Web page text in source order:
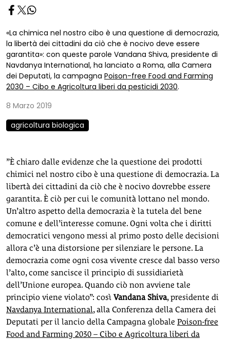
«La chimica nel nostro cibo è una questione di democrazia,
la libertà dei cittadini da ciò che è nocivo deve essere
garantita»: con queste parole Vandana Shiva, presidente di
Navdanya International, ha lanciato a Roma, alla Camera
dei Deputati, la campagna Poison-free Food and Farming
2030 – Cibo e Agricoltura liberi da pesticidi 2030.
8 Marzo 2019
agricoltura biologica
”È chiaro dalle evidenze che la questione dei prodotti
chimici nel nostro cibo è una questione di democrazia. La
libertà dei cittadini da ciò che è nocivo dovrebbe essere
garantita. È ciò per cui le comunità lottano nel mondo.
Un’altro aspetto della democrazia è la tutela del bene
comune e dell’interesse comune. Ogni volta che i diritti
democratici vengono messi al primo posto delle decisioni
allora c’è una distorsione per silenziare le persone. La
democrazia come ogni cosa vivente cresce dal basso verso
l’alto, come sancisce il principio di sussidiarietà
dell’Unione europea. Quando ciò non avviene tale
principio viene violato”: così Vandana Shiva, presidente di
Navdanya International, alla Conferenza della Camera dei
Deputati per il lancio della Campagna globale Poison-free
Food and Farming 2030 – Cibo e Agricoltura liberi da